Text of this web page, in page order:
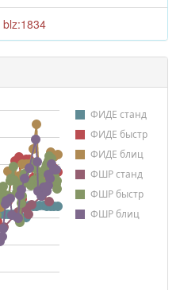
blz:1834
ФИДЕ станд
ФИДЕ быстр
ФИДЕ блиц
ФШР станд
ФШР быстр
ФШР блиц